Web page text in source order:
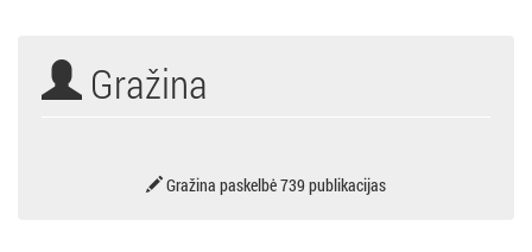
Gražina
Gražina paskelbė 739 publikacijas